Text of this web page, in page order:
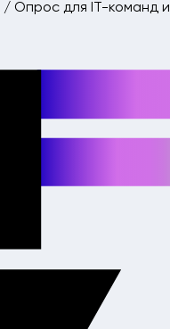
/ Опрос для IT-команд и